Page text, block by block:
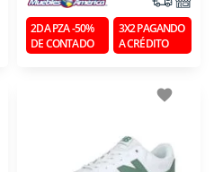
2DA PZA -50%
DE CONTADO
3X2 PAGANDO
A CRÉDITO
favorite